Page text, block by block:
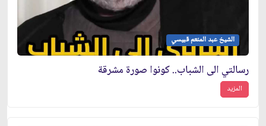
الشيخ عبد المنعم قبيسي
رسالتي الى الشباب.. كونوا صورة مشرقة
المزيد